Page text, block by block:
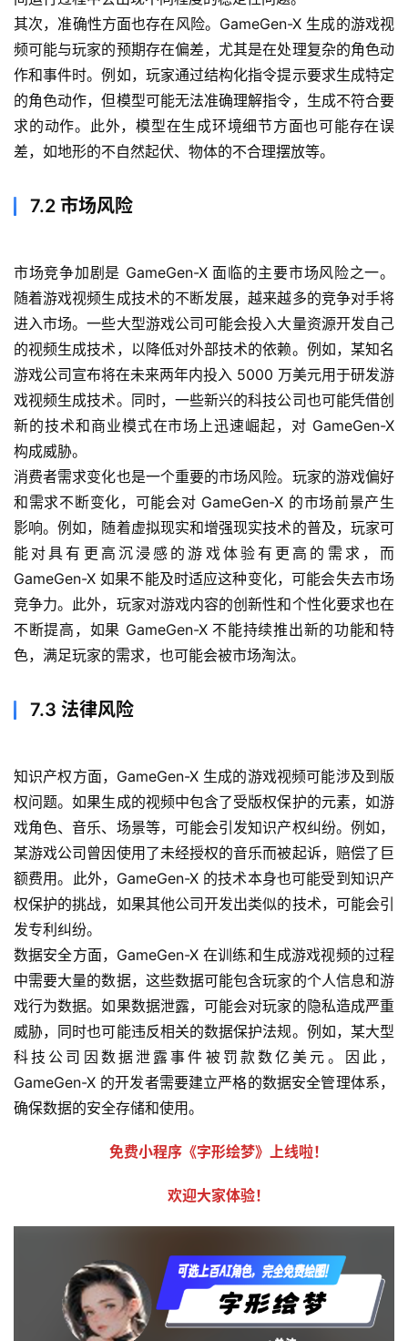
其次，准确性方面也存在风险。GameGen-X 生成的游戏视
频可能与玩家的预期存在偏差，尤其是在处理复杂的角色动
作和事件时。例如，玩家通过结构化指令提示要求生成特定
的角色动作，但模型可能无法准确理解指令，生成不符合要
求的动作。此外，模型在生成环境细节方面也可能存在误
差，如地形的不自然起伏、物体的不合理摆放等。
7.2 市场风险
市场竞争加剧是 GameGen-X 面临的主要市场风险之一。
随着游戏视频生成技术的不断发展，越来越多的竞争对手将
进入市场。一些大型游戏公司可能会投入大量资源开发自己
的视频生成技术，以降低对外部技术的依赖。例如，某知名
游戏公司宣布将在未来两年内投入 5000 万美元用于研发游
戏视频生成技术。同时，一些新兴的科技公司也可能凭借创
新的技术和商业模式在市场上迅速崛起，对 GameGen-X
构成威胁。
消费者需求变化也是一个重要的市场风险。玩家的游戏偏好
和需求不断变化，可能会对 GameGen-X 的市场前景产生
影响。例如，随着虚拟现实和增强现实技术的普及，玩家可
能对具有更高沉浸感的游戏体验有更高的需求，而
GameGen-X 如果不能及时适应这种变化，可能会失去市场
竞争力。此外，玩家对游戏内容的创新性和个性化要求也在
不断提高，如果 GameGen-X 不能持续推出新的功能和特
色，满足玩家的需求，也可能会被市场淘汰。
7.3 法律风险
知识产权方面，GameGen-X 生成的游戏视频可能涉及到版
权问题。如果生成的视频中包含了受版权保护的元素，如游
戏角色、音乐、场景等，可能会引发知识产权纠纷。例如，
某游戏公司曾因使用了未经授权的音乐而被起诉，赔偿了巨
额费用。此外，GameGen-X 的技术本身也可能受到知识产
权保护的挑战，如果其他公司开发出类似的技术，可能会引
发专利纠纷。
数据安全方面，GameGen-X 在训练和生成游戏视频的过程
中需要大量的数据，这些数据可能包含玩家的个人信息和游
戏行为数据。如果数据泄露，可能会对玩家的隐私造成严重
威胁，同时也可能违反相关的数据保护法规。例如，某大型
科技公司因数据泄露事件被罚款数亿美元。因此，
GameGen-X 的开发者需要建立严格的数据安全管理体系，
确保数据的安全存储和使用。
免费小程序《字形绘梦》上线啦！
欢迎大家体验！